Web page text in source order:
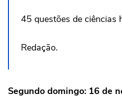
45 questões de ciências
Redação.
Segundo domingo: 16 de